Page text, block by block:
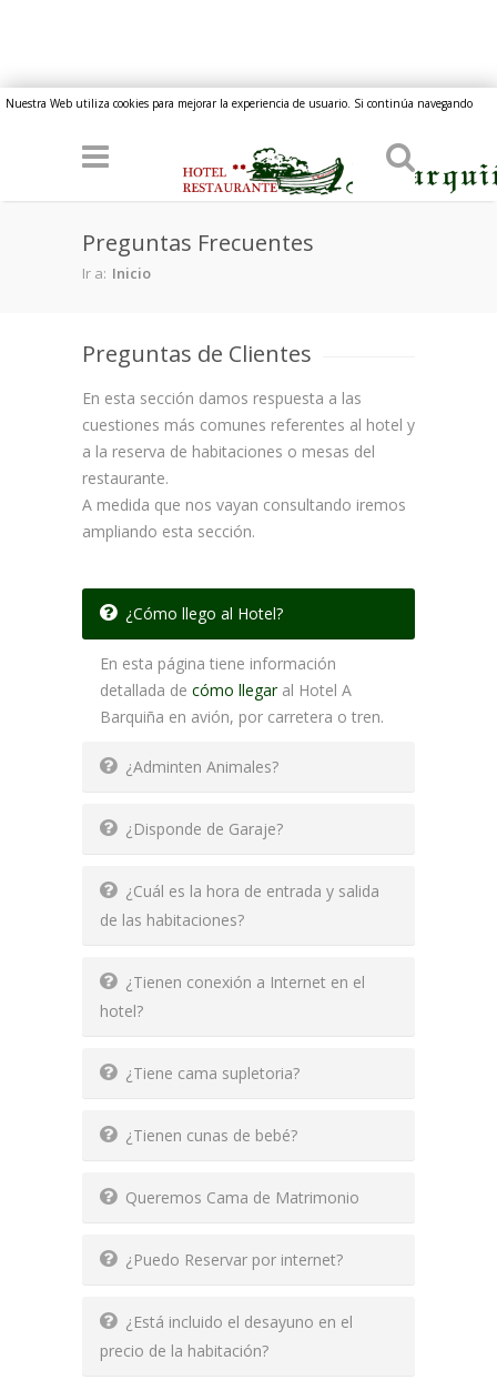
Pasar al contenido principal
Nuestra Web utiliza cookies para mejorar la experiencia de usuario. Si continúa navegando
Preguntas Frecuentes
Ir a: Inicio
Preguntas de Clientes
En esta sección damos respuesta a las
cuestiones más comunes referentes al hotel y
a la reserva de habitaciones o mesas del
restaurante.
A medida que nos vayan consultando iremos
ampliando esta sección.
¿Cómo llego al Hotel?
En esta página tiene información
detallada de cómo llegaral Hotel A
Barquiña en avión, por carretera o tren.
¿Adminten Animales?
¿Disponde de Garaje?
¿Cuál es la hora de entrada y salida
de las habitaciones?
¿Tienen conexión a Internet en el
hotel?
¿Tiene cama supletoria?
¿Tienen cunas de bebé?
Queremos Cama de Matrimonio
¿Puedo Reservar por internet?
¿Está incluido el desayuno en el
precio de la habitación?